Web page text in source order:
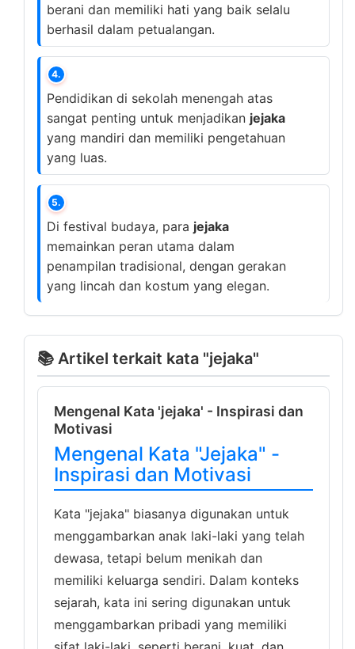
berani dan memiliki hati yang baik selalu
berhasil dalam petualangan.
4.
Pendidikan di sekolah menengah atas
sangat penting untuk menjadikan jejaka
yang mandiri dan memiliki pengetahuan
yang luas.
5.
Di festival budaya, para jejaka
memainkan peran utama dalam
penampilan tradisional, dengan gerakan
yang lincah dan kostum yang elegan.
📚 Artikel terkait kata "jejaka"
Mengenal Kata 'jejaka' - Inspirasi dan
Motivasi
Mengenal Kata "Jejaka" -
Inspirasi dan Motivasi
Kata "jejaka" biasanya digunakan untuk
menggambarkan anak laki-laki yang telah
dewasa, tetapi belum menikah dan
memiliki keluarga sendiri. Dalam konteks
sejarah, kata ini sering digunakan untuk
menggambarkan pribadi yang memiliki